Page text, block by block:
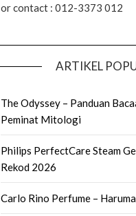
or contact : 012-3373 012
ARTIKEL
The Odyssey – Panduan
Peminat Mitologi
Philips PerfectCare Steam
Rekod 2026
Carlo Rino Perfume –